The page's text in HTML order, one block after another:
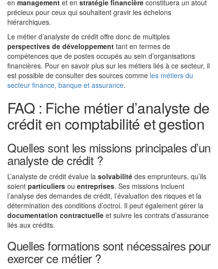
en management et en stratégie financière constituera un atout
précieux pour ceux qui souhaitent gravir les échelons
hiérarchiques.
Le métier d’analyste de crédit offre donc de multiples
perspectives de développement tant en termes de
compétences que de postes occupés au sein d’organisations
financières. Pour en savoir plus sur les métiers liés à ce secteur, il
est possible de consulter des sources comme les métiers du
secteur finance, banque et assurance.
FAQ : Fiche métier d’analyste de
crédit en comptabilité et gestion
Quelles sont les missions principales d’un
analyste de crédit ?
L’analyste de crédit évalue la solvabilité des emprunteurs, qu’ils
soient particuliers ou entreprises. Ses missions incluent
l’analyse des demandes de crédit, l’évaluation des risques et la
détermination des conditions d’octroi. Il peut également gérer la
documentation contractuelle et suivre les contrats d’assurance
liés aux crédits.
Quelles formations sont nécessaires pour
exercer ce métier ?